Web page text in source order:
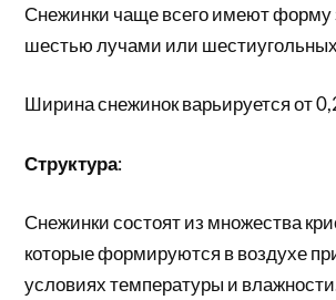
Снежинки чаще всего имеют форму
шестью лучами или
Ширина снежинок варьируется от
Структура:
Снежинки состоят из множества
которые формируются в воздухе
условиях температуры и